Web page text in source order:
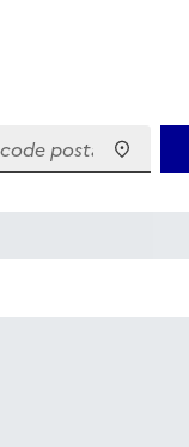
postal)